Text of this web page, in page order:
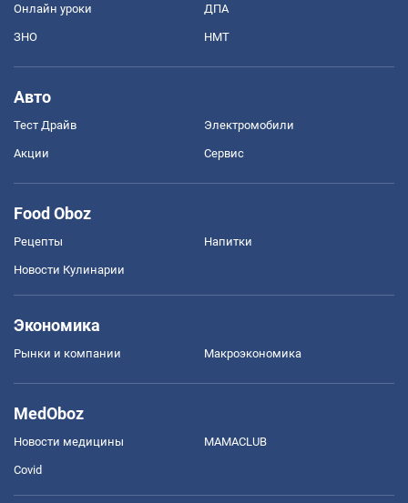
Онлайн уроки ДПА
ЗНО НМТ
Авто
Тест Драйв Электромобили
Акции Сервис
Food Oboz
Рецепты Напитки
Новости Кулинарии
Экономика
Рынки и компании Mакроэкономика
MedOboz
Новости медицины MAMACLUB
Covid